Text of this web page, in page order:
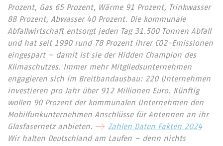
Prozent, Gas 65 Prozent, Wärme 91 Prozent, Trinkwasser
88 Prozent, Abwasser 40 Prozent. Die kommunale
Abfallwirtschaft entsorgt jeden Tag 31.500 Tonnen Abfall
und hat seit 1990 rund 78 Prozent ihrer CO2-Emissionen
eingespart – damit ist sie der Hidden Champion des
Klimaschutzes. Immer mehr Mitgliedsunternehmen
engagieren sich im Breitbandausbau: 220 Unternehmen
investieren pro Jahr über 912 Millionen Euro. Künftig
wollen 90 Prozent der kommunalen Unternehmen den
Mobilfunkunternehmen Anschlüsse für Antennen an ihr
Glasfasernetz anbieten.
Zahlen Daten Fakten 2024
Wir halten Deutschland am Laufen – denn nichts